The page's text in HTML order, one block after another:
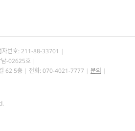
자번호: 211-88-33701
남-02625호
62 5층
전화: 070-4021-7777
문의